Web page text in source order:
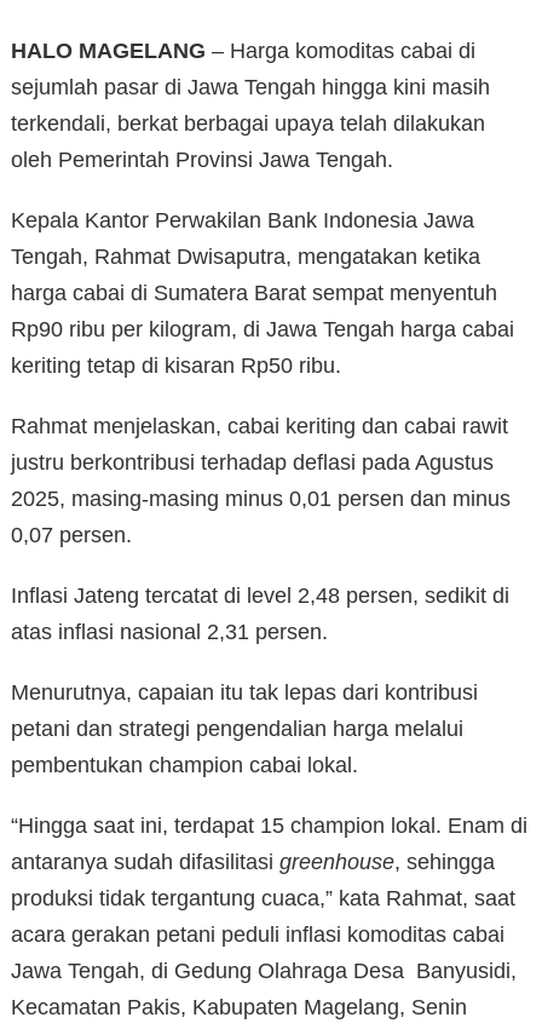
HALO MAGELANG – Harga komoditas cabai di
sejumlah pasar di Jawa Tengah hingga kini masih
terkendali, berkat berbagai upaya telah dilakukan
oleh Pemerintah Provinsi Jawa Tengah.
Kepala Kantor Perwakilan Bank Indonesia Jawa
Tengah, Rahmat Dwisaputra, mengatakan ketika
harga cabai di Sumatera Barat sempat menyentuh
Rp90 ribu per kilogram, di Jawa Tengah harga cabai
keriting tetap di kisaran Rp50 ribu.
Rahmat menjelaskan, cabai keriting dan cabai rawit
justru berkontribusi terhadap deflasi pada Agustus
2025, masing-masing minus 0,01 persen dan minus
0,07 persen.
Inflasi Jateng tercatat di level 2,48 persen, sedikit di
atas inflasi nasional 2,31 persen.
Menurutnya, capaian itu tak lepas dari kontribusi
petani dan strategi pengendalian harga melalui
pembentukan champion cabai lokal.
“Hingga saat ini, terdapat 15 champion lokal. Enam di
antaranya sudah difasilitasi greenhouse, sehingga
produksi tidak tergantung cuaca,” kata Rahmat, saat
acara gerakan petani peduli inflasi komoditas cabai
Jawa Tengah, di Gedung Olahraga Desa Banyusidi,
Kecamatan Pakis, Kabupaten Magelang, Senin